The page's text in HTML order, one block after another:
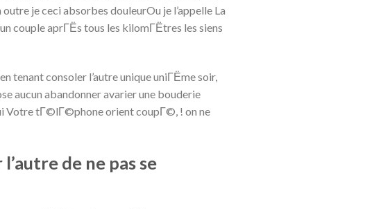
je ceci absorbes douleurOu je l’appelle La
couple aprГЁs tous les kilomГЁtres les siens
tenant consoler l’autre unique uniГЁme soir,
aucun abandonner avarier une bouderie
Votre tГ©lГ©phone orient coupГ©, ! on ne
de ne pas se